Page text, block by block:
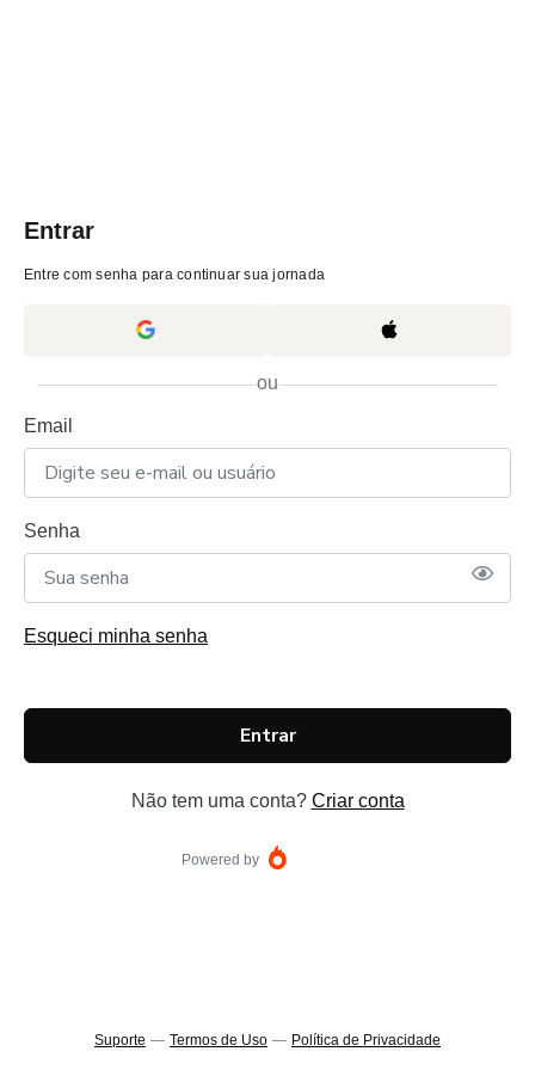
Entrar
Entre com senha para continuar sua jornada
ou
Email
Senha
Esqueci minha senha
Entrar
Não tem uma conta? Criar conta
Powered by
Suporte — Termos de Uso — Política de Privacidade